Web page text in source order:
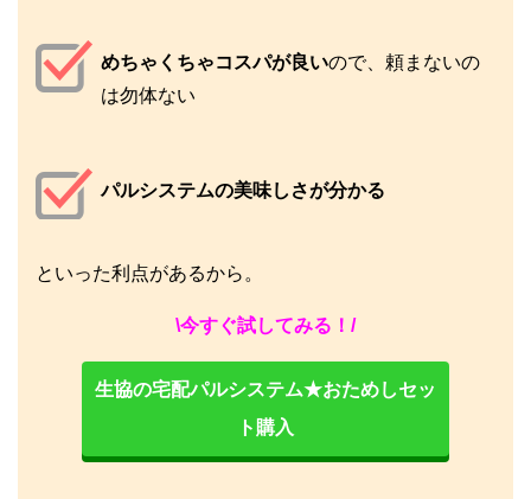
めちゃくちゃコスパが良いので、頼まないの
は勿体ない
パルシステムの美味しさが分かる
といった利点があるから。
\今すぐ試してみる！/
生協の宅配パルシステム★おためしセッ
ト購入